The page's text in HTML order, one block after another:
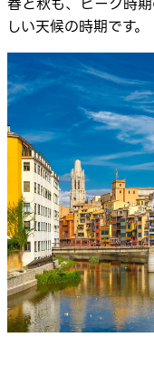
しい天候の時期です。